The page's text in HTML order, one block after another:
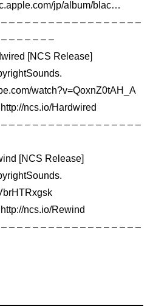
jp/album/blac…
– – – – – – – – – – – – – – – – –
– – – – – –
[NCS Release]
watch?v=QoxnZ0tAH_A
ncs.io/Hardwired
– – – – – – – – – – – – – – – – –
[NCS Release]
ncs.io/Rewind
– – – – – – – – – – – – – – – – –